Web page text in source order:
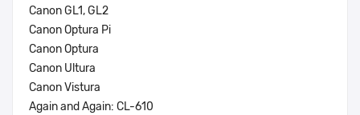
Canon GL1, GL2
Canon Optura Pi
Canon Optura
Canon Ultura
Canon Vistura
Again and Again: CL-610